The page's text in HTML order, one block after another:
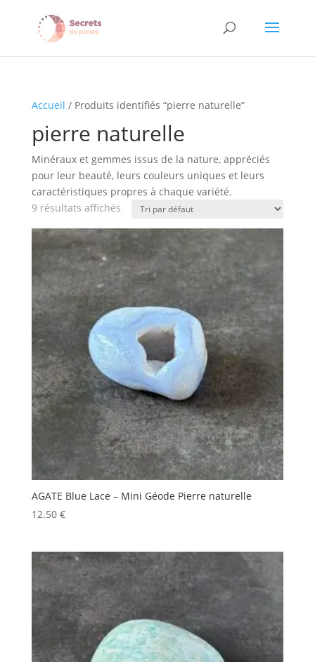
Accueil / Produits identifiés “pierre naturelle”
pierre naturelle
Minéraux et gemmes issus de la nature, appréciés
pour leur beauté, leurs couleurs uniques et leurs
caractéristiques propres à chaque variété.
9 résultats affichés
AGATE Blue Lace – Mini Géode Pierre naturelle
12.50 €